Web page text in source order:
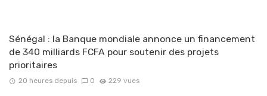
Sénégal : la Banque mondiale annonce un financement
de 340 milliards FCFA pour soutenir des projets
prioritaires
20 heures depuis 0 229 vues